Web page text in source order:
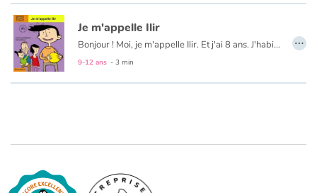
En famille
Quotidien et loisirs
À l'école
Amour et amitié
Sujets de société
Je m'appelle Ilir
Bonjour ! Moi, je m'appelle Ilir. Et j'ai 8 ans. J'habite à Luxembourg-ville, dans le quartier qui s'appelle le Limpertsberg.
9-12 ans - 3 min
…